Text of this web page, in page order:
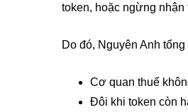
token, hoặc ngừng
Do đó, Nguyên Anh
Cơ quan thuế
Đôi khi token còn